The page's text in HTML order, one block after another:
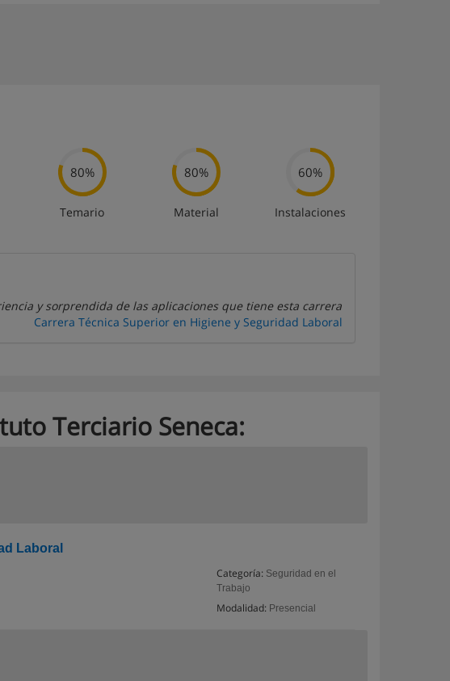
80%
Temario
80%
Material
60%
Instalaciones
y sorprendida de las aplicaciones que tiene esta carrera
Carrera Técnica Superior en Higiene y Seguridad Laboral
Terciario Seneca:
Laboral
Categoría: Seguridad en el
Trabajo
Modalidad: Presencial